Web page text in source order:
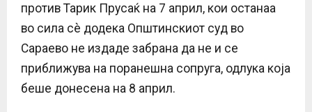
против Тарик Прусаќ на 7 април, кои останаа
во сила сè додека Општинскиот суд во
Сараево не издаде забрана да не и се
приближува на поранешна сопруга, одлука која
беше донесена на 8 април.